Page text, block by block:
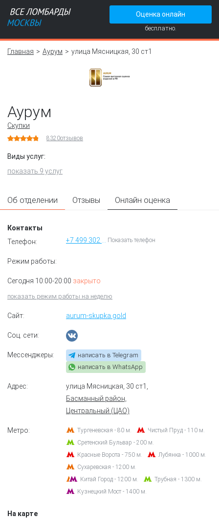
Оценка онлайн
бесплатно.
Главная Аурум улица Мясницкая, 30 ст1
Аурум
Скупки
8320отзывов
Виды услуг:
показать 9 услуг
Об отделении Отзывы Онлайн оценка
Контакты
Телефон:
Показать телефон
Режим работы:
Сегодня 10:00-20:00 закрыто
показать режим работы на неделю
Сайт: aurum-skupka.gold
Соц. сети:
Мессенджеры:
написать в Telegram
написать в WhatsApp
Адрес: улица Мясницкая, 30 ст1
Басманный район,
Центральный (ЦАО)
Метро: Тургеневская - 80 м.
Чистый Пруд - 110 м.
Сретенский Бульвар - 200 м.
Красные Ворота - 750 м.
Лубянка - 1000 м.
Сухаревская - 1200 м.
Китай Город - 1200 м.
Трубная - 1300 м.
Кузнецкий Мост - 1400 м.
На карте